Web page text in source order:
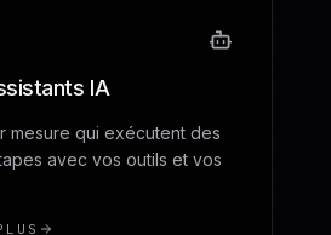
IA
mesure qui exécutent des
avec vos outils et vos